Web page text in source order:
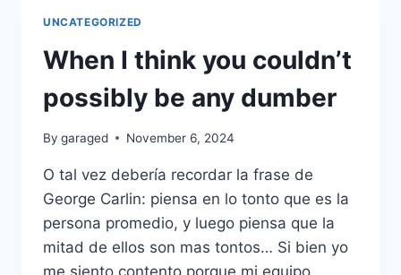
UNCATEGORIZED
When I think you couldn’t
possibly be any dumber
By garaged November 6, 2024
O tal vez debería recordar la frase de
George Carlin: piensa en lo tonto que es la
persona promedio, y luego piensa que la
mitad de ellos son mas tontos… Si bien yo
me siento contento porque mi equipo